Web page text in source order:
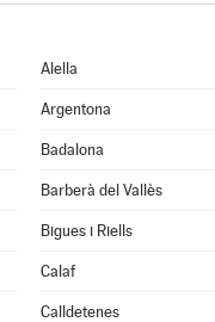
Alella
Argentona
Badalona
Barberà del Vallès
Bigues i Riells
Calaf
Calldetenes